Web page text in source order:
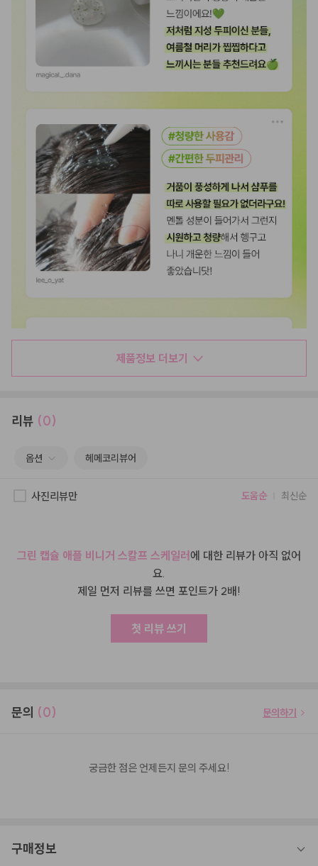
제품정보 더보기
리뷰 (0)
옵션 헤메코리뷰어
사진리뷰만 도움순 최신순
그린 캡슐 애플 비니거 스칼프 스케일러 에 대한 리뷰가 아직 없어
요.
제일 먼저 리뷰를 쓰면 포인트가 2배!
첫 리뷰 쓰기
문의 (0) 문의하기
궁금한 점은 언제든지 문의 주세요!
구매정보